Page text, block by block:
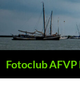
de
inhoud
Fotoclub